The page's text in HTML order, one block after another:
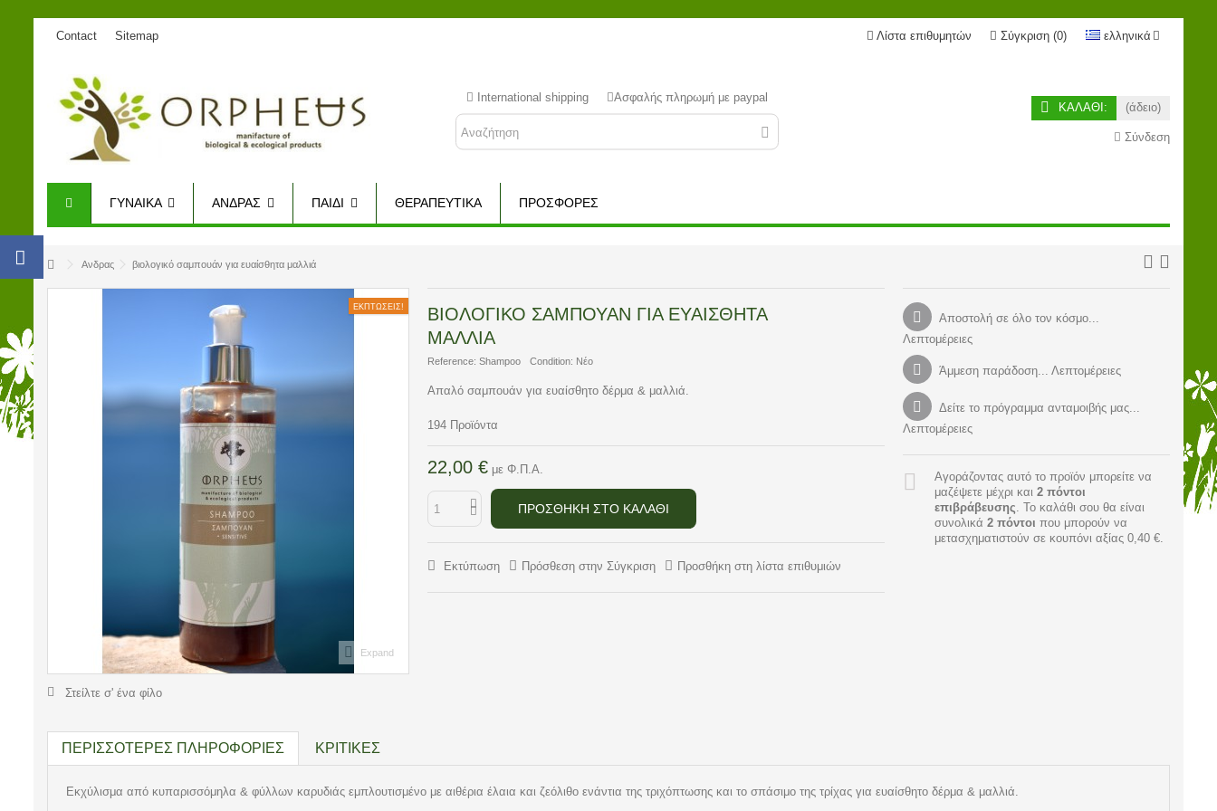
ελληνικά
Contact Sitemap Σύγκριση (0)
Λίστα επιθυμητών
International shipping Ασφαλής πληρωμή με paypal
ΚΑΛΆΘΙ: (άδειο)
Σύνδεση
ΓΥΝΑΊΚΑ ΑΝΔΡΑΣ ΠΑΙΔΊ ΘΕΡΑΠΕΥΤΙΚΑ ΠΡΟΣΦΟΡΈΣ
Ανδρας βιολογικό σαμπουάν για ευαίσθητα μαλλιά
ΕΚΠΤΏΣΕΙΣ!
Expand
Στείλτε σ' ένα φίλο
ΒΙΟΛΟΓΙΚΌ ΣΑΜΠΟΥΆΝ ΓΙΑ ΕΥΑΊΣΘΗΤΑ
ΜΑΛΛΙΆ
Reference: Shampoo Condition: Νέο
Aπαλό σαμπουάν για ευαίσθητο δέρμα & μαλλιά.
194 Προϊόντα
22,00 € με Φ.Π.Α.
ΠΡΟΣΘΉΚΗ ΣΤΟ ΚΑΛΆΘΙ
Εκτύπωση Πρόσθεση στην Σύγκριση Προσθήκη στη λίστα επιθυμιών
Αποστολή σε όλο τον κόσμο...
Λεπτομέρειες
Άμμεση παράδοση... Λεπτομέρειες
Δείτε το πρόγραμμα ανταμοιβής μας...
Λεπτομέρειες
Αγοράζοντας αυτό το προϊόν μπορείτε να
μαζέψετε μέχρι και 2πόντοι
επιβράβευσης. Το καλάθι σου θα είναι
συνολικά 2πόντοι που μπορούν να
μετασχηματιστούν σε κουπόνι αξίας 0,40 €.
ΠΕΡΙΣΣΌΤΕΡΕΣ ΠΛΗΡΟΦΟΡΊΕΣ ΚΡΙΤΙΚΈΣ
Εκχύλισμα από κυπαρισσόμηλα & φύλλων καρυδιάς εμπλουτισμένο με αιθέρια έλαια και ζεόλιθο ενάντια της τριχόπτωσης και το σπάσιμο της τρίχας για ευαίσθητο δέρμα & μαλλιά.